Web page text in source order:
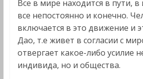
Все в мире находится в пути,
все непостоянно и конечно.
включается в это движение и
Дао, т.е живет в согласии с
отвергает какое-либо усилие
индивида, но и общества.